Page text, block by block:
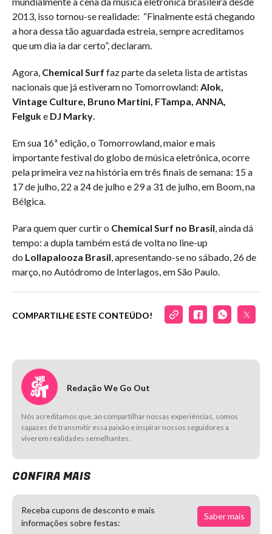
2013, isso tornou-se realidade: “Finalmente está chegando
a hora dessa tão aguardada estreia, sempre acreditamos
que um dia ia dar certo”, declaram.
Agora, Chemical Surf faz parte da seleta lista de artistas
nacionais que já estiveram no Tomorrowland: Alok,
Vintage Culture, Bruno Martini, FTampa, ANNA,
Felguke DJ Marky.
Em sua 16ª edição, o Tomorrowland, maior e mais
importante festival do globo de música eletrônica, ocorre
pela primeira vez na história em três finais de semana: 15 a
17 de julho, 22 a 24 de julho e 29 a 31 de julho, em Boom, na
Bélgica.
Para quem quer curtir o Chemical Surf no Brasil, ainda dá
tempo: a dupla também está de volta no line-up
do Lollapalooza Brasil, apresentando-se no sábado, 26 de
março, no Autódromo de Interlagos, em São Paulo.
COMPARTILHE ESTE CONTEÚDO!
Redação We Go Out
Nós acreditamos que, ao compartilhar nossas experiências, somos
capazes de transmitir essa paixão e inspirar nossos seguidores a
viverem realidades semelhantes.
CONFIRA MAIS
Receba cupons de desconto e mais
informações sobre festas:
Saber mais